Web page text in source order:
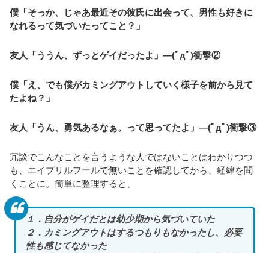
僕「そっか、じゃあ最近その彼氏に出会って、男性も好きに
なれるって気づいたってこと？」
友人「ううん、ずっとゲイだったよ」―(ﾟдﾟ)衝撃②
僕「え、でも僕がカミングアウトしていく様子を前から見て
たよね？」
友人「うん、勇気あるなぁ。って思ってたよ」―(ﾟдﾟ)衝撃③
冗談でこんなことを言うような人ではないことはわかりつつ
も、エイプリルフールで無いことを確認してから、経緯を聞
くことに。簡単に整理すると、
１．自分がゲイだとは幼少期から気づいていた
２．カミングアウトはするつもりもなかったし、必要
性も感じてなかった